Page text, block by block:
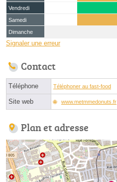
Vendredi
Samedi
Dimanche
Signaler une erreur
Contact
Téléphone Téléphoner au fast-food
Site web www.metmmedonuts.fr
Plan et adresse